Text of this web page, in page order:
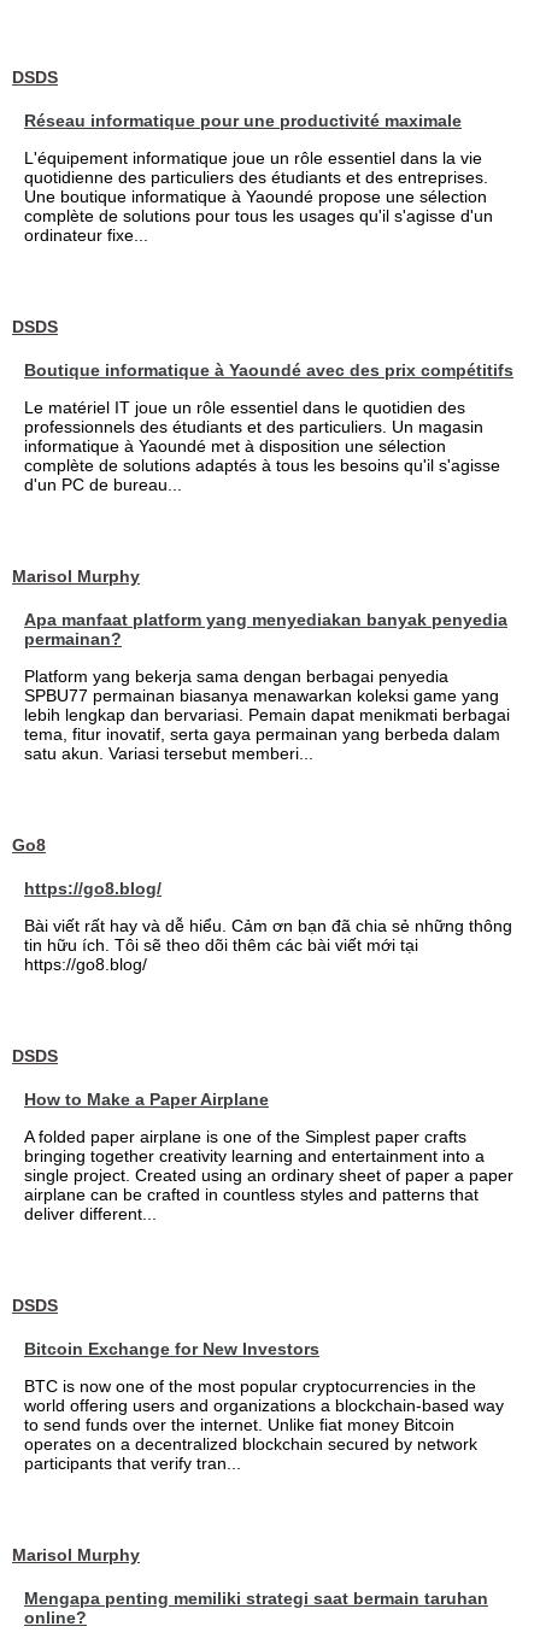
DSDS
Réseau informatique pour une productivité maximale
L'équipement informatique joue un rôle essentiel dans la vie
quotidienne des particuliers des étudiants et des entreprises.
Une boutique informatique à Yaoundé propose une sélection
complète de solutions pour tous les usages qu'il s'agisse d'un
ordinateur fixe...
DSDS
Boutique informatique à Yaoundé avec des prix compétitifs
Le matériel IT joue un rôle essentiel dans le quotidien des
professionnels des étudiants et des particuliers. Un magasin
informatique à Yaoundé met à disposition une sélection
complète de solutions adaptés à tous les besoins qu'il s'agisse
d'un PC de bureau...
Marisol Murphy
Apa manfaat platform yang menyediakan banyak penyedia
permainan?
Platform yang bekerja sama dengan berbagai penyedia
SPBU77 permainan biasanya menawarkan koleksi game yang
lebih lengkap dan bervariasi. Pemain dapat menikmati berbagai
tema, fitur inovatif, serta gaya permainan yang berbeda dalam
satu akun. Variasi tersebut memberi...
Go8
https://go8.blog/
Bài viết rất hay và dễ hiểu. Cảm ơn bạn đã chia sẻ những thông
tin hữu ích. Tôi sẽ theo dõi thêm các bài viết mới tại
https://go8.blog/
DSDS
How to Make a Paper Airplane
A folded paper airplane is one of the Simplest paper crafts
bringing together creativity learning and entertainment into a
single project. Created using an ordinary sheet of paper a paper
airplane can be crafted in countless styles and patterns that
deliver different...
DSDS
Bitcoin Exchange for New Investors
BTC is now one of the most popular cryptocurrencies in the
world offering users and organizations a blockchain-based way
to send funds over the internet. Unlike fiat money Bitcoin
operates on a decentralized blockchain secured by network
participants that verify tran...
Marisol Murphy
Mengapa penting memiliki strategi saat bermain taruhan
online?